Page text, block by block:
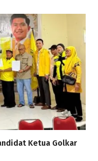
Ketua Golkar